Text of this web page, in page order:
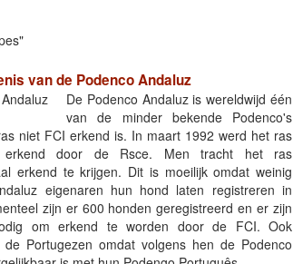
van de Podenco Andaluz
De Podenco Andaluz is wereldwijd één
van de minder bekende Podenco's
niet FCI erkend is. In maart 1992 werd het ras
door de Rsce. Men tracht het ras
erkend te krijgen. Dit is moeilijk omdat weinig
eigenaren hun hond laten registreren in
zijn er 600 honden geregistreerd en er zijn
om erkend te worden door de FCI. Ook
de Portugezen omdat volgens hen de Podenco